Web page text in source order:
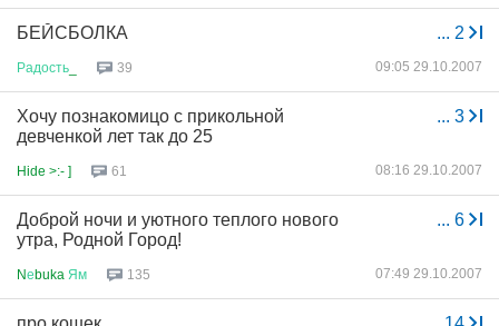
... 2
БЕЙСБОЛКА
Радость 39 09:05 29.10.2007
... 3
Хочу познакомицо с прикольной
девченкой лет так до 25
Hide >:- ] 61 08:16 29.10.2007
... 6
Доброй ночи и уютного теплого нового
утра, Родной Город!
Nеbuka Ям 135 07:49 29.10.2007